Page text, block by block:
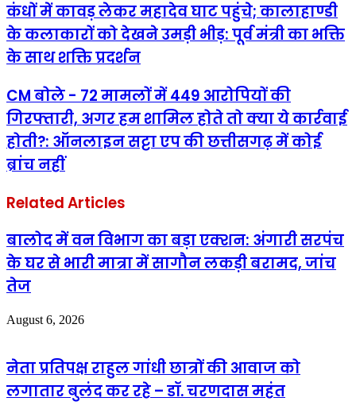
कंधों में कावड़ लेकर महादेव घाट पहुंचे; कालाहाण्डी
के कलाकारों को देखने उमड़ी भीड़: पूर्व मंत्री का भक्ति
के साथ शक्ति प्रदर्शन
CM बोले - 72 मामलों में 449 आरोपियों की
गिरफ्तारी, अगर हम शामिल होते तो क्या ये कार्रवाई
होती?: ऑनलाइन सट्टा एप की छत्तीसगढ़ में कोई
ब्रांच नहीं
Related Articles
बालोद में वन विभाग का बड़ा एक्शन: अंगारी सरपंच
के घर से भारी मात्रा में सागौन लकड़ी बरामद, जांच
तेज
August 6, 2026
नेता प्रतिपक्ष राहुल गांधी छात्रों की आवाज को
लगातार बुलंद कर रहे – डॉ. चरणदास महंत